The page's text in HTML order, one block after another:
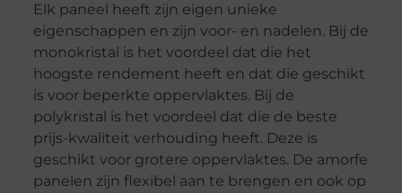
Elk paneel heeft zijn eigen unieke
eigenschappen en zijn voor- en nadelen. Bij de
monokristal is het voordeel dat die het
hoogste rendement heeft en dat die geschikt
is voor beperkte oppervlaktes. Bij de
polykristal is het voordeel dat die de beste
prijs-kwaliteit verhouding heeft. Deze is
geschikt voor grotere oppervlaktes. De amorfe
panelen zijn flexibel aan te brengen en ook op